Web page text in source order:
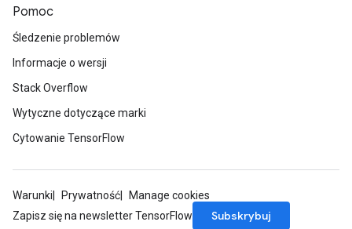
Pomoc
Śledzenie problemów
Informacje o wersji
Stack Overflow
Wytyczne dotyczące marki
Cytowanie TensorFlow
Warunki Prywatność
Manage cookies
Zapisz się na newsletter TensorFlow
Subskrybuj